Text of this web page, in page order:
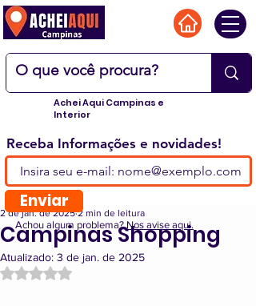
Achei Aqui Campinas e
Interior
Campinas Shopping
2 de jan. de 2025 2 min de leitura
Atualizado: 3 de jan. de 2025
Avaliado com NaN de 5 estrelas.
Receba Informações e novidades!
Enviar
Achou algum problema?Nos avise aqui.